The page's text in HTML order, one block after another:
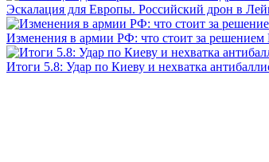
Эскалация для Европы. Российский дрон в
Изменения в армии РФ: что стоит за решением
Итоги 5.8: Удар по Киеву и нехватка